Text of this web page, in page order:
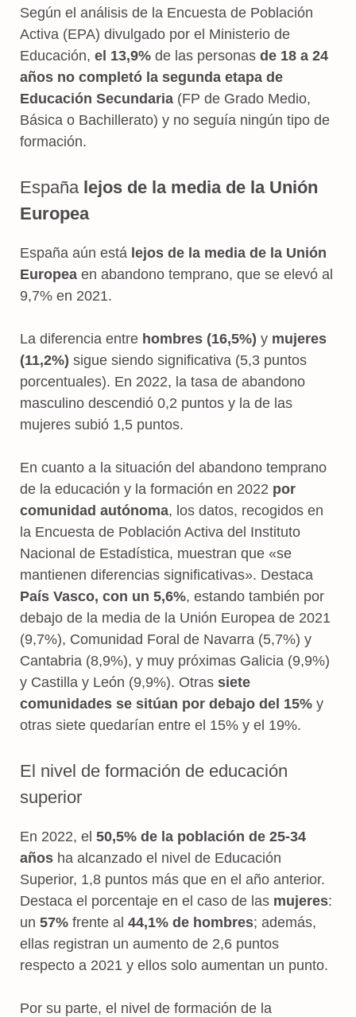
Según el análisis de la Encuesta de Población
Activa (EPA) divulgado por el Ministerio de
Educación, el 13,9% de las personas de 18 a 24
años no completó la segunda etapa de
Educación Secundaria (FP de Grado Medio,
Básica o Bachillerato) y no seguía ningún tipo de
formación.
España lejos de la media de la Unión
Europea
España aún está lejos de la media de la Unión
Europea en abandono temprano, que se elevó al
9,7% en 2021.
La diferencia entre hombres (16,5%) y mujeres
(11,2%) sigue siendo significativa (5,3 puntos
porcentuales). En 2022, la tasa de abandono
masculino descendió 0,2 puntos y la de las
mujeres subió 1,5 puntos.
En cuanto a la situación del abandono temprano
de la educación y la formación en 2022 por
comunidad autónoma, los datos, recogidos en
la Encuesta de Población Activa del Instituto
Nacional de Estadística, muestran que «se
mantienen diferencias significativas». Destaca
País Vasco, con un 5,6%, estando también por
debajo de la media de la Unión Europea de 2021
(9,7%), Comunidad Foral de Navarra (5,7%) y
Cantabria (8,9%), y muy próximas Galicia (9,9%)
y Castilla y León (9,9%). Otras siete
comunidades se sitúan por debajo del 15% y
otras siete quedarían entre el 15% y el 19%.
El nivel de formación de educación
superior
En 2022, el 50,5% de la población de 25-34
años ha alcanzado el nivel de Educación
Superior, 1,8 puntos más que en el año anterior.
Destaca el porcentaje en el caso de las mujeres:
un 57% frente al 44,1% de hombres; además,
ellas registran un aumento de 2,6 puntos
respecto a 2021 y ellos solo aumentan un punto.
Por su parte, el nivel de formación de la